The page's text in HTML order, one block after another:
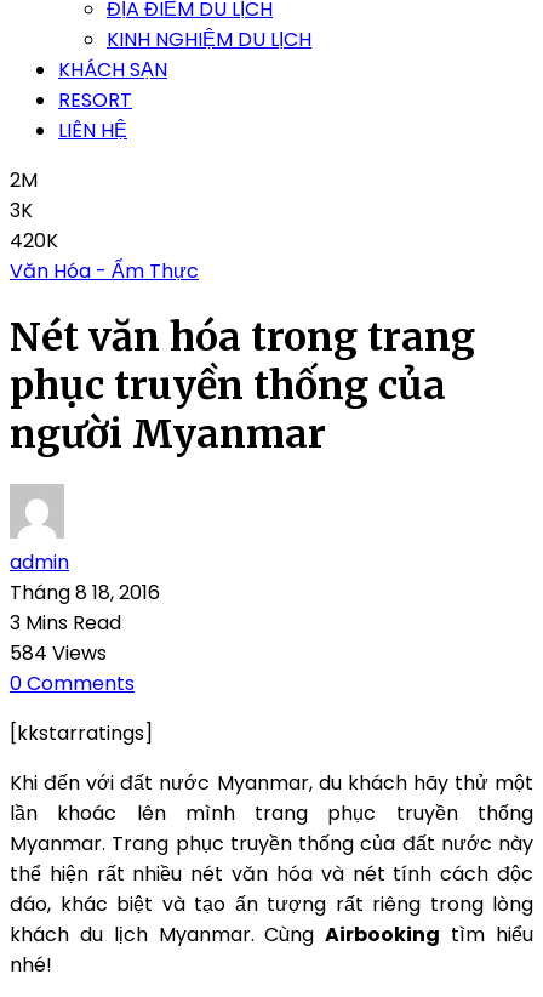
ĐỊA ĐIỂM DU LỊCH
KINH NGHIỆM DU LỊCH
KHÁCH SẠN
RESORT
LIÊN HỆ
2M
3K
420K
Văn Hóa - Ẩm Thực
Nét văn hóa trong trang
phục truyền thống của
người Myanmar
admin
Tháng 8 18, 2016
3 Mins Read
584 Views
0 Comments
[kkstarratings]
Khi đến với đất nước Myanmar, du khách hãy thử một
lần khoác lên mình trang phục truyền thống
Myanmar. Trang phục truyền thống của đất nước này
thể hiện rất nhiều nét văn hóa và nét tính cách độc
đáo, khác biệt và tạo ấn tượng rất riêng trong lòng
khách du lịch Myanmar. CùngAirbooking tìm hiểu
nhé!